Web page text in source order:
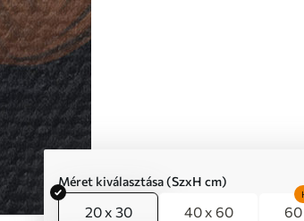
Méret kiválasztása (SzxH cm)
20 x 30 40 x 60